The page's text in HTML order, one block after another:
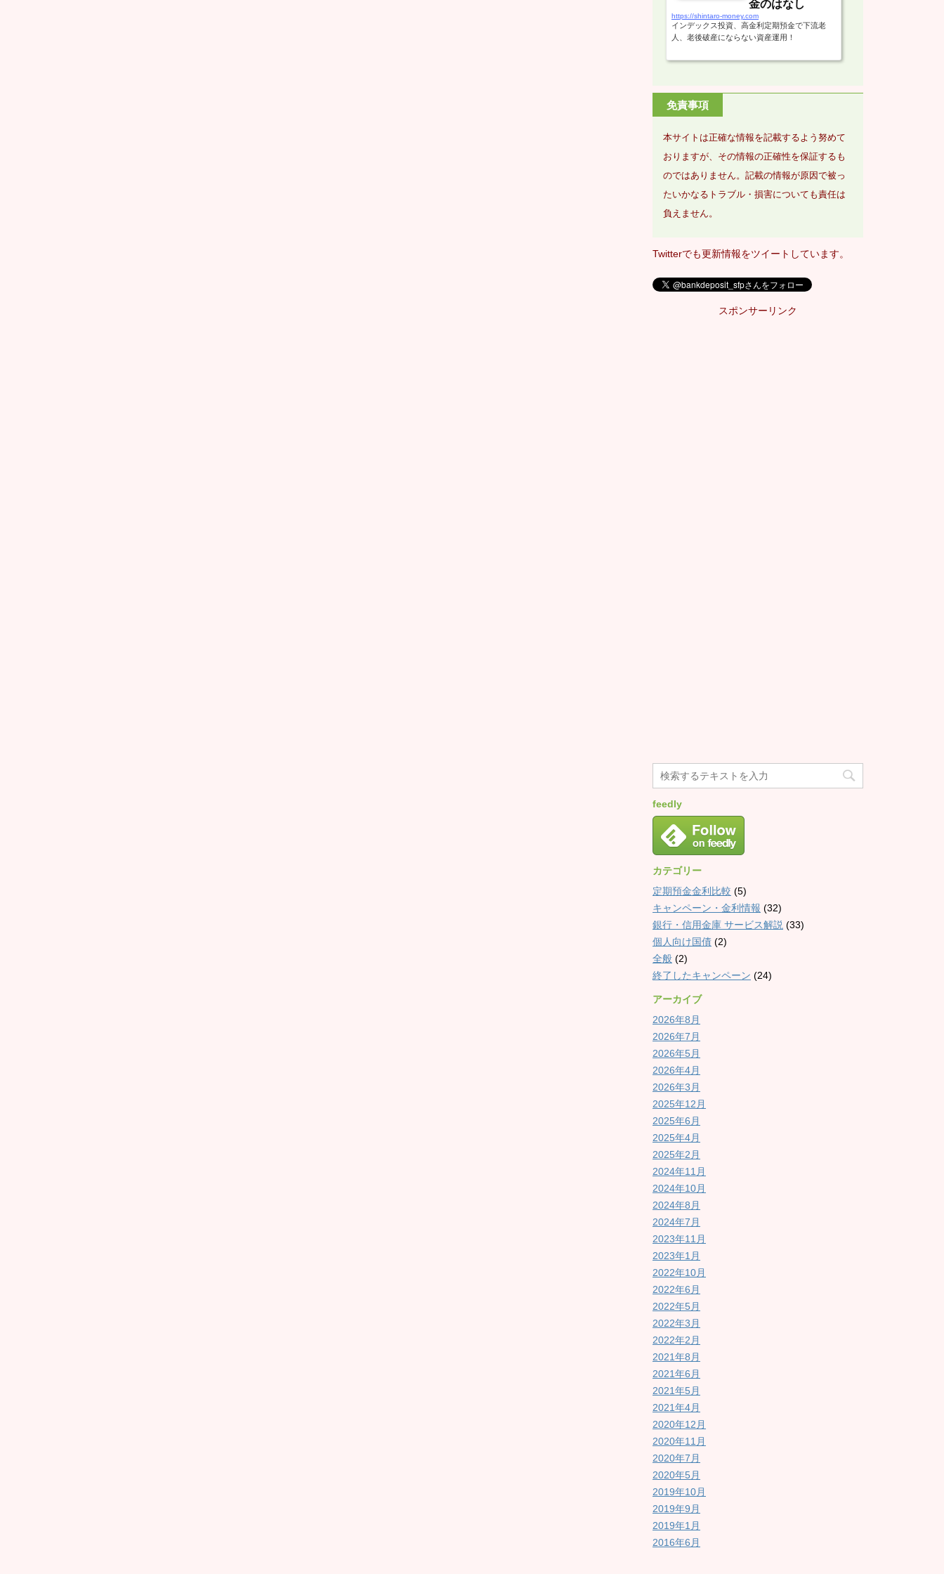
金のはなし
https://shintaro-money.com
インデックス投資、高金利定期預金で下流老
人、老後破産にならない資産運用！
免責事項
本サイトは正確な情報を記載するよう努めて
おりますが、その情報の正確性を保証するも
のではありません。記載の情報が原因で被っ
たいかなるトラブル・損害についても責任は
負えません。
Twitterでも更新情報をツイートしています。
スポンサーリンク
feedly
カテゴリー
定期預金金利比較 (5)
キャンペーン・金利情報 (32)
銀行・信用金庫 サービス解説 (33)
個人向け国債 (2)
全般 (2)
終了したキャンペーン (24)
アーカイブ
2026年8月
2026年7月
2026年5月
2026年4月
2026年3月
2025年12月
2025年6月
2025年4月
2025年2月
2024年11月
2024年10月
2024年8月
2024年7月
2023年11月
2023年1月
2022年10月
2022年6月
2022年5月
2022年3月
2022年2月
2021年8月
2021年6月
2021年5月
2021年4月
2020年12月
2020年11月
2020年7月
2020年5月
2019年10月
2019年9月
2019年1月
2016年6月